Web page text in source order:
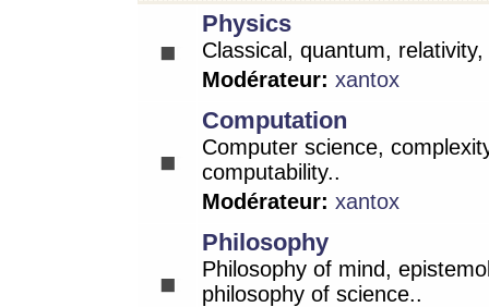
Physics
Classical, quantum,
Modérateur: xantox
Computation
Computer science,
computability..
Modérateur: xantox
Philosophy
Philosophy of mind,
philosophy of science..